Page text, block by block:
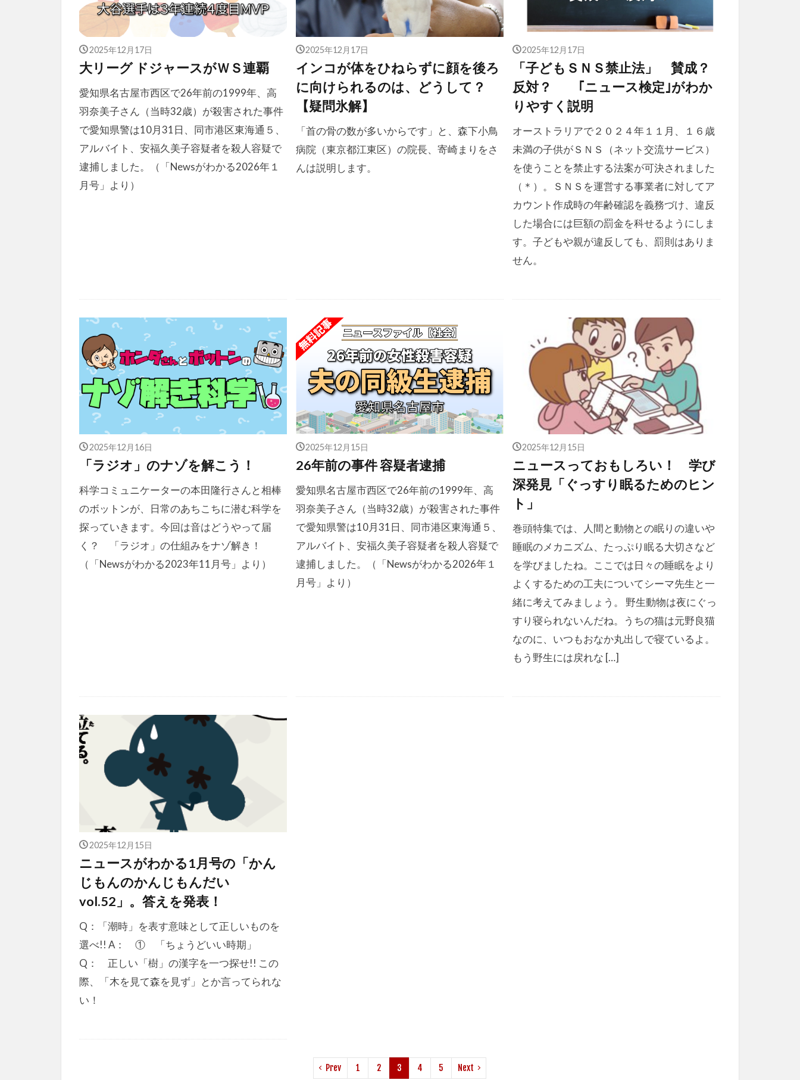
2025年12月17日
大リーグ ドジャースがＷＳ連覇
愛知県名古屋市西区で26年前の1999年、高
羽奈美子さん（当時32歳）が殺害された事件
で愛知県警は10月31日、同市港区東海通５、
アルバイト、安福久美子容疑者を殺人容疑で
逮捕しました。（「Newsがわかる2026年１
月号」より）
2025年12月17日
インコが体をひねらずに顔を後ろ
に向けられるのは、どうして？
【疑問氷解】
「首の骨の数が多いからです」と、森下小鳥
病院（東京都江東区）の院長、寄崎まりをさ
んは説明します。
2025年12月17日
「子どもＳＮＳ禁止法」 賛成？
反対？ ｢ニュース検定｣がわか
りやすく説明
オーストラリアで２０２４年１１月、１６歳
未満の子供がＳＮＳ（ネット交流サービス）
を使うことを禁止する法案が可決されました
（＊）。ＳＮＳを運営する事業者に対してア
カウント作成時の年齢確認を義務づけ、違反
した場合には巨額の罰金を科せるようにしま
す。子どもや親が違反しても、罰則はありま
せん。
2025年12月16日
「ラジオ」のナゾを解こう！
科学コミュニケーターの本田隆行さんと相棒
のボットンが、日常のあちこちに潜む科学を
探っていきます。今回は音はどうやって届
く？ 「ラジオ」の仕組みをナゾ解き！
（「Newsがわかる2023年11月号」より）
2025年12月15日
26年前の事件 容疑者逮捕
愛知県名古屋市西区で26年前の1999年、高
羽奈美子さん（当時32歳）が殺害された事件
で愛知県警は10月31日、同市港区東海通５、
アルバイト、安福久美子容疑者を殺人容疑で
逮捕しました。（「Newsがわかる2026年１
月号」より）
2025年12月15日
ニュースっておもしろい！ 学び
深発見「ぐっすり眠るためのヒン
ト」
巻頭特集では、人間と動物との眠りの違いや
睡眠のメカニズム、たっぷり眠る大切さなど
を学びましたね。ここでは日々の睡眠をより
よくするための工夫についてシーマ先生と一
緒に考えてみましょう。 野生動物は夜にぐっ
すり寝られないんだね。うちの猫は元野良猫
なのに、いつもおなか丸出しで寝ているよ。
もう野生には戻れな […]
2025年12月15日
ニュースがわかる1月号の「かん
じもんのかんじもんだい
vol.52」。答えを発表！
Q：「潮時」を表す意味として正しいものを
選べ!! A： ① 「ちょうどいい時期」
Q： 正しい「樹」の漢字を一つ探せ!! この
際、「木を見て森を見ず」とか言ってられな
い！
Prev 1 2 3 4 5 Next